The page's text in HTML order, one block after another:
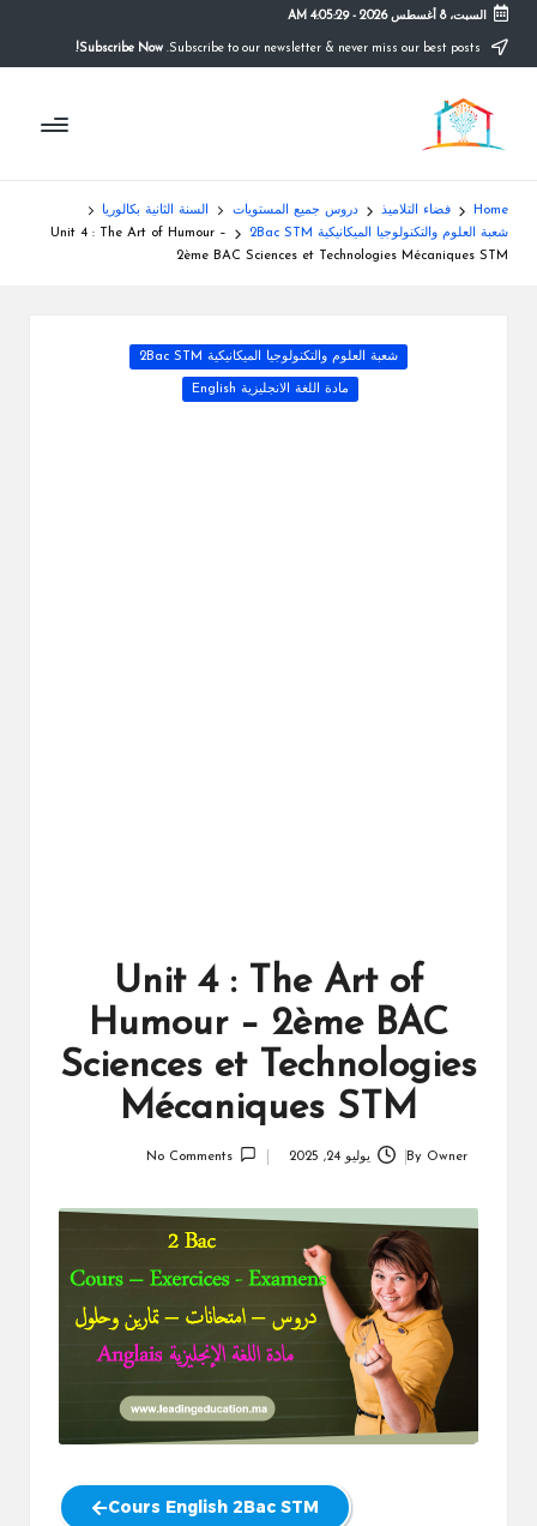
content
السبت، 8 أغسطس 2026 -
4:05:29 AM
Subscribe Now!
م
و
ق
ع
التعليم
الصريح
Home فضاء التلاميذ دروس جميع المستويات
السنة الثانية بكالوريا
شعبة العلوم والتكنولوجيا الميكانيكية 2Bac STM
Unit 4 : The Art of Humour –
2ème BAC Sciences et Technologies Mécaniques STM
Posted
شعبة العلوم والتكنولوجيا الميكانيكية 2Bac STM
مادة اللغة الانجليزية English
Unit 4 : The Art of
Humour – 2ème BAC
Sciences et Technologies
Mécaniques STM
By Owner يوليو 24, 2025 No Comments
Cours English 2Bac STM